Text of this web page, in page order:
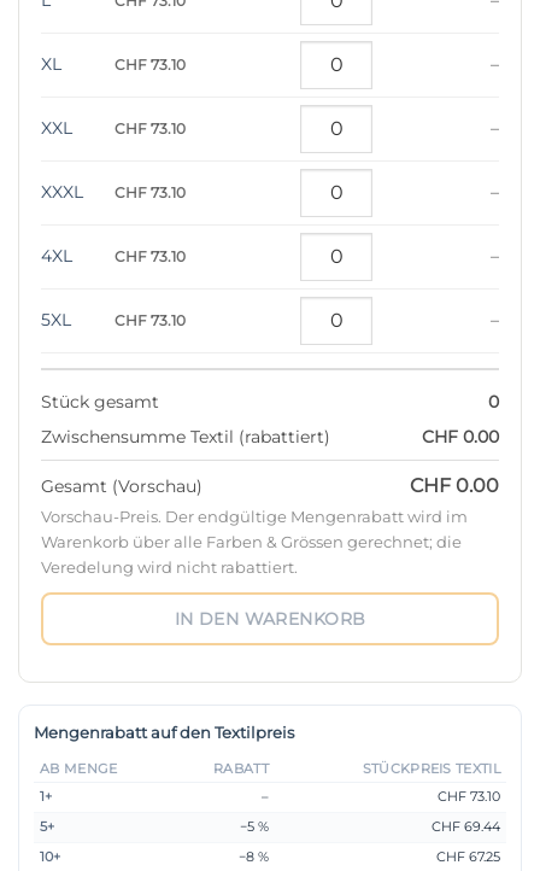
XL CHF 73.10 –
XXL CHF 73.10 –
XXXL CHF 73.10 –
4XL CHF 73.10 –
5XL CHF 73.10 –
Stück gesamt
0
Zwischensumme Textil (rabattiert)
CHF 0.00
Gesamt (Vorschau) CHF 0.00
Vorschau-Preis. Der endgültige Mengenrabatt wird im
Warenkorb über alle Farben & Grössen gerechnet; die
Veredelung wird nicht rabattiert.
IN DEN WARENKORB
Mengenrabatt auf den Textilpreis
AB MENGE RABATT
STÜCKPREIS TEXTIL
1+
–
CHF 73.10
5+
−5 %
CHF 69.44
10+
−8 %
CHF 67.25